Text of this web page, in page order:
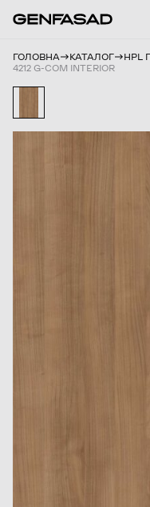
ГОЛОВНА КАТАЛОГ
HPL
4212 G-COM INTERIOR